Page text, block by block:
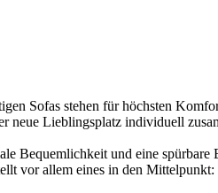
Sofas stehen für höchsten
neue Lieblingsplatz individuell
und eine
vor allem eines in den Mittelpunkt: